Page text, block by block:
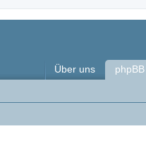
Über uns phpBB